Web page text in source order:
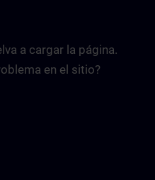
a cargar la página.
en el sitio?